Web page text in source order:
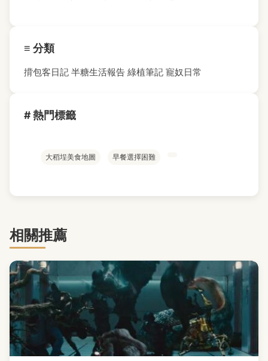
≡ 分類
揹包客日記 半糖生活報告 綠植筆記 寵奴日常
# 熱門標籤
大稻埕美食地圖 早餐選擇困難
相關推薦